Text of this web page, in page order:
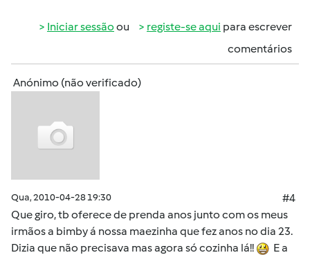
Iniciar sessão ou registe-se aqui para escrever
comentários
Anónimo (não verificado)
Qua, 2010-04-28 19:30
#4
Que giro, tb oferece de prenda anos junto com os meus
irmãos a bimby á nossa maezinha que fez anos no dia 23.
Dizia que não precisava mas agora só cozinha lá!!
E a